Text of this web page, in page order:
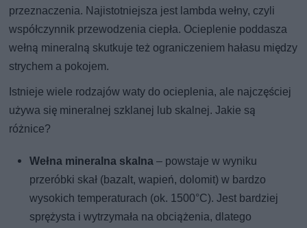
przeznaczenia. Najistotniejsza jest lambda wełny, czyli
współczynnik przewodzenia ciepła. Ocieplenie poddasza
wełną mineralną skutkuje też ograniczeniem hałasu między
strychem a pokojem.
Istnieje wiele rodzajów waty do ocieplenia, ale najczęściej
używa się mineralnej szklanej lub skalnej. Jakie są
różnice?
Wełna mineralna skalna – powstaje w wyniku
przeróbki skał (bazalt, wapień, dolomit) w bardzo
wysokich temperaturach (ok. 1500°C). Jest bardziej
sprężysta i wytrzymała na obciążenia, dlatego